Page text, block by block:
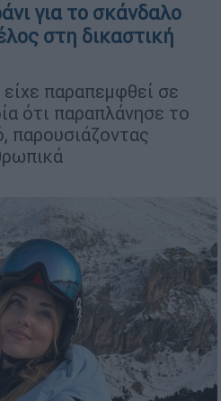
για το σκάνδαλο
στη δικαστική
παραπεμφθεί σε
ότι παραπλάνησε το
παρουσιάζοντας